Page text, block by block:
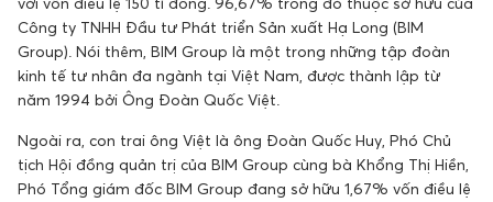
Công ty TNHH Đầu tư Phát triển Sản xuất Hạ Long (BIM
Group). Nói thêm, BIM Group là một trong những tập đoàn
kinh tế tư nhân đa ngành tại Việt Nam, được thành lập từ
năm 1994 bởi Ông Đoàn Quốc Việt.
Ngoài ra, con trai ông Việt là ông Đoàn Quốc Huy, Phó Chủ
tịch Hội đồng quản trị của BIM Group cùng bà Khổng Thị Hiền,
Phó Tổng giám đốc BIM Group đang sở hữu 1,67% vốn điều lệ